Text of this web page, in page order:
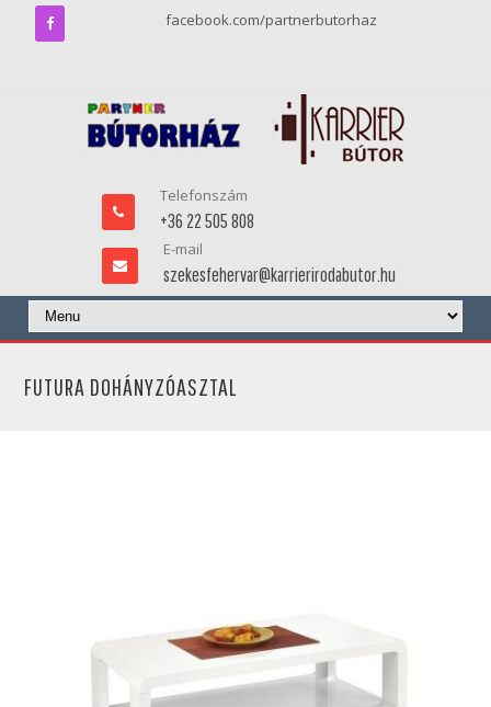
facebook.com/partnerbutorhaz
Telefonszám
+36 22 505 808
E-mail
szekesfehervar@karrierirodabutor.hu
FUTURA DOHÁNYZÓASZTAL